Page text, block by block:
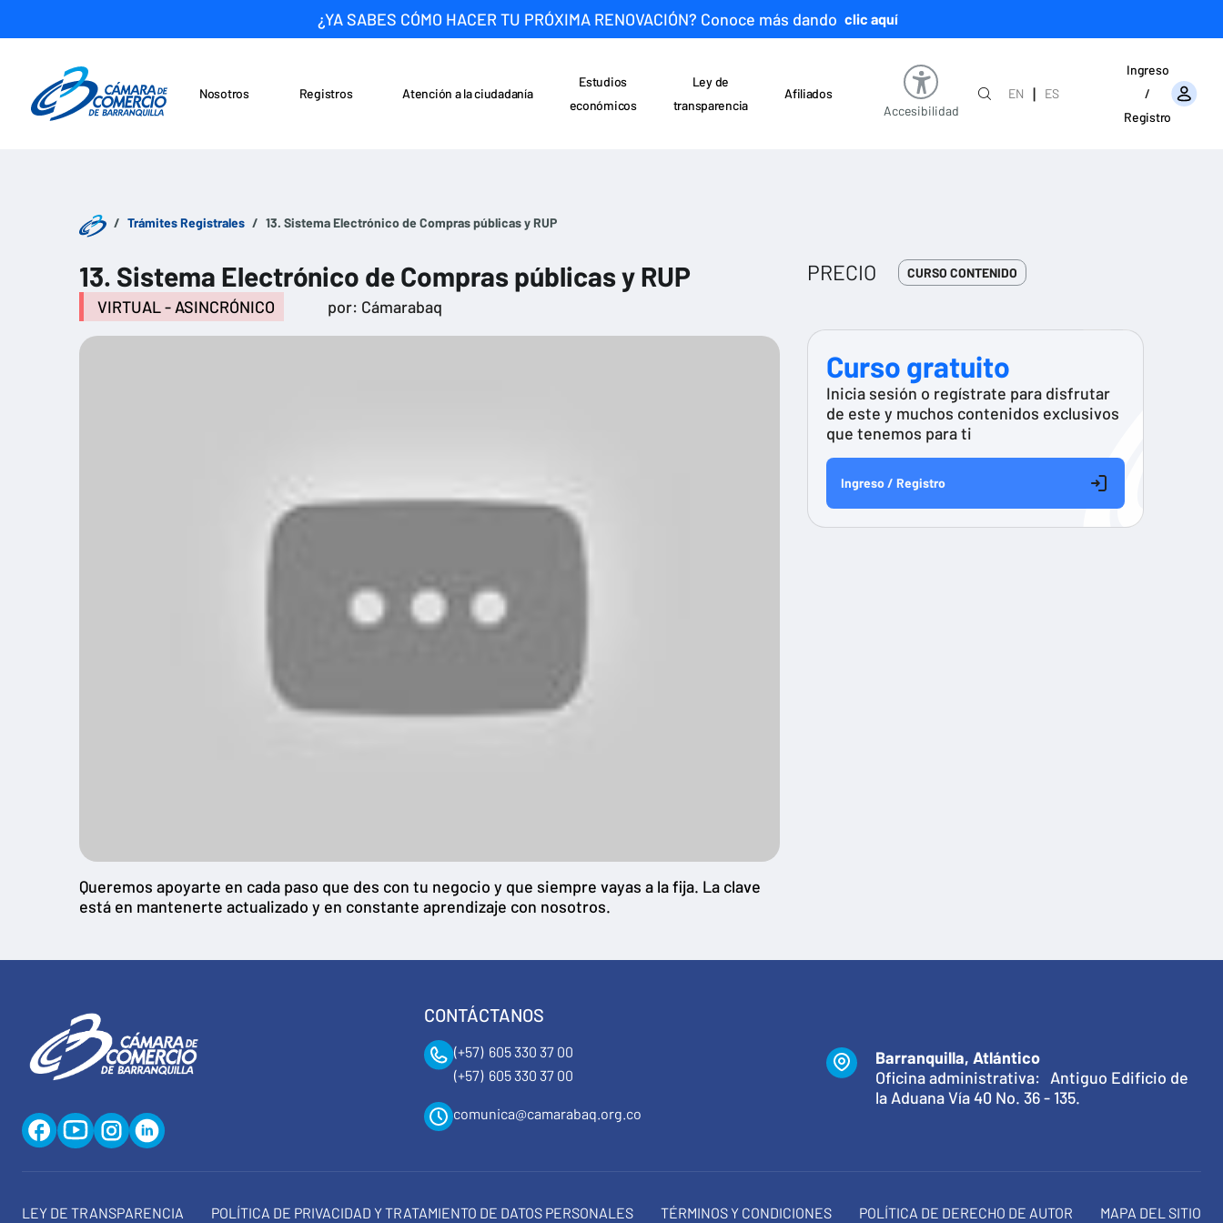
¿YA SABES CÓMO HACER TU PRÓXIMA RENOVACIÓN? Conoce más dando clic aquí
Nosotros Registros
Atención a la ciudadanía
Estudios
económicos
Ley de
transparencia
Afiliados
Accesibilidad
EN |
ES
Ingreso
/
Registro
Trámites Registrales 13. Sistema Electrónico de Compras públicas y RUP
13. Sistema Electrónico de Compras públicas y RUP
VIRTUAL - ASINCRÓNICO por: Cámarabaq
Queremos apoyarte en cada paso que des con tu negocio y que siempre vayas a la fija. La clave
está en mantenerte actualizado y en constante aprendizaje con nosotros.
PRECIO CURSO CONTENIDO
Curso gratuito
Inicia sesión o regístrate para disfrutar
de este y muchos contenidos exclusivos
que tenemos para ti
Ingreso / Registro
CONTÁCTANOS
(+57) 605 330 37 00
(+57) 605 330 37 00
comunica@camarabaq.org.co
Barranquilla, Atlántico
Oficina administrativa: Antiguo Edificio de
la Aduana Vía 40 No. 36 - 135.
LEY DE TRANSPARENCIA POLÍTICA DE PRIVACIDAD Y TRATAMIENTO DE DATOS PERSONALES TÉRMINOS Y CONDICIONES POLÍTICA DE DERECHO DE AUTOR MAPA DEL SITIO